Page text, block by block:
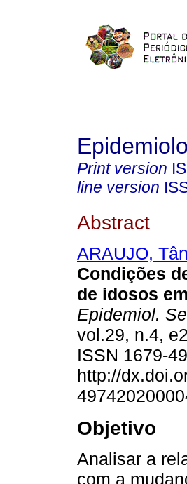
Print version
line version
Abstract
ARAUJO,
Condições
de idosos
Epidemiol.
vol.29, n.4,
ISSN 1679-
http://
Objetivo
Analisar a
com a